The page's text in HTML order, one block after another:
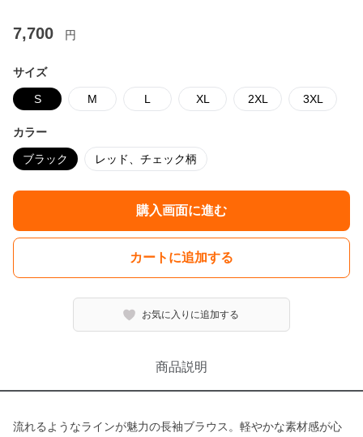
7,700 円
サイズ
S M L XL 2XL 3XL
カラー
ブラック レッド、チェック柄
購入画面に進む
カートに追加する
お気に入りに追加する
商品説明
流れるようなラインが魅力の長袖ブラウス。軽やかな素材感が心